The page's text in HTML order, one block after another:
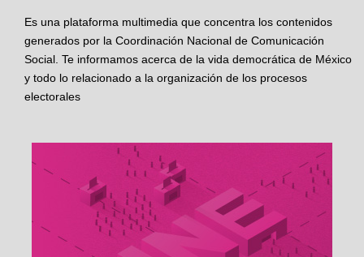
Es una plataforma multimedia que concentra los contenidos
generados por la Coordinación Nacional de Comunicación
Social. Te informamos acerca de la vida democrática de México
y todo lo relacionado a la organización de los procesos
electorales